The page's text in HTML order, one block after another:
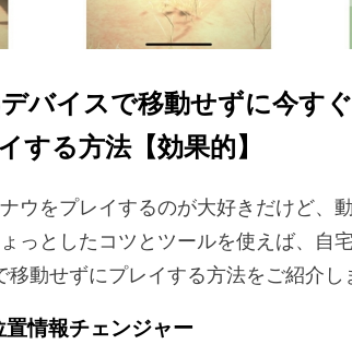
バイスで移動せずに今す
する方法【効果的】
ウをプレイするのが大好きだけど、
っとしたコツとツールを使えば、自
移動せずにプレイする方法をご紹介し
情報チェンジャー